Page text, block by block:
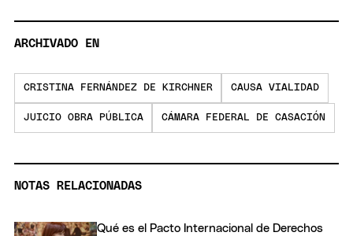
ARCHIVADO EN
CRISTINA FERNÁNDEZ DE KIRCHNER CAUSA VIALIDAD
JUICIO OBRA PÚBLICA CÁMARA FEDERAL DE CASACIÓN
NOTAS RELACIONADAS
Qué es el Pacto Internacional de Derechos